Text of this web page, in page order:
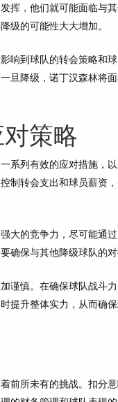
挥，他们就可能面临与
级的可能性大大增加。
响到球队的转会策略和
旦降级，诺丁汉森林将
策略
系列有效的应对措施，
制转会支出和球员薪资
大的竞争力，尽可能通
确保与其他降级球队的对
谨慎。在确保球队战斗
提升整体实力，从而确保
前所未有的挑战。扣分